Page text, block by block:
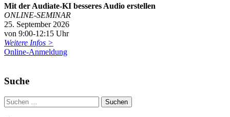
Mit der Audiate-KI besseres Audio erstellen
ONLINE-SEMINAR
25. September 2026
von 9:00-12:15 Uhr
Weitere Infos >
Online-Anmeldung
Suche